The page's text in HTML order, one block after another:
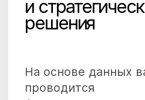
решений.
Инвестиционное
планирование